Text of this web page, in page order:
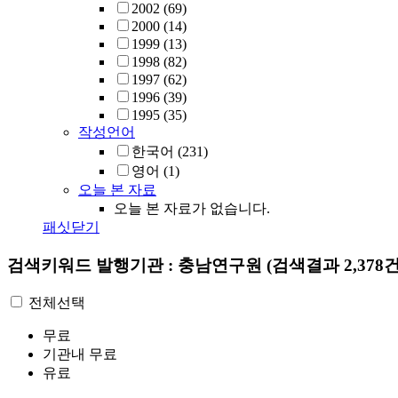
2002 (69)
2000 (14)
1999 (13)
1998 (82)
1997 (62)
1996 (39)
1995 (35)
작성언어
한국어 (231)
영어 (1)
오늘 본 자료
오늘 본 자료가 없습니다.
패싯닫기
검색키워드 발행기관 : 충남연구원 (검색결과 2,378
전체선택
무료
기관내 무료
유료